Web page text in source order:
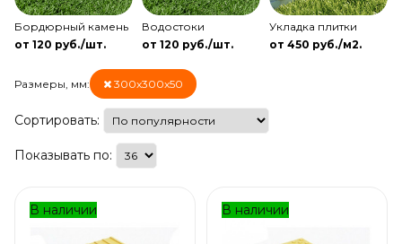
Сортировать:
Показывать по:
Бордюрный камень
от 120 руб./шт.
Водостоки
от 120 руб./шт.
Укладка плитки
от 450 руб./м2.
Размеры, мм: 300x300x50
В наличии В наличии